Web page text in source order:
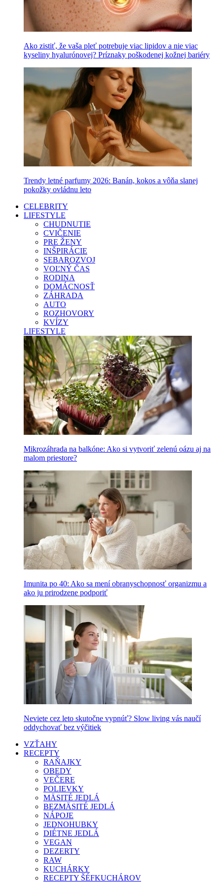
Ako zistiť, že vaša pleť potrebuje viac lipidov a nie viac
kyseliny hyalurónovej? Príznaky poškodenej kožnej bariéry
Trendy letné parfumy 2026: Banán, kokos a vôňa slanej
pokožky ovládnu leto
CELEBRITY
LIFESTYLE
CHUDNUTIE
CVIČENIE
PRE ŽENY
INŠPIRÁCIE
SEBAROZVOJ
VOĽNÝ ČAS
RODINA
DOMÁCNOSŤ
ZÁHRADA
AUTO
ROZHOVORY
KVÍZY
LIFESTYLE
Mikrozáhrada na balkóne: Ako si vytvoriť zelenú oázu aj na
malom priestore?
Imunita po 40: Ako sa mení obranyschopnosť organizmu a
ako ju prirodzene podporiť
Neviete cez leto skutočne vypnúť? Slow living vás naučí
oddychovať bez výčitiek
VZŤAHY
RECEPTY
RAŇAJKY
OBEDY
VEČERE
POLIEVKY
MÄSITÉ JEDLÁ
BEZMÄSITÉ JEDLÁ
NÁPOJE
JEDNOHUBKY
DIÉTNE JEDLÁ
VEGAN
DEZERTY
RAW
KUCHÁRKY
RECEPTY ŠÉFKUCHÁROV